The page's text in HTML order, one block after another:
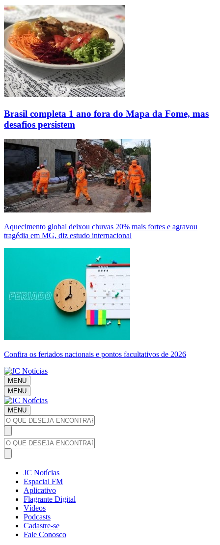
Brasil completa 1 ano fora do Mapa da Fome, mas
desafios persistem
Aquecimento global deixou chuvas 20% mais fortes e agravou
tragédia em MG, diz estudo internacional
Confira os feriados nacionais e pontos facultativos de 2026
MENU
MENU
MENU
JC Notícias
Espacial FM
Aplicativo
Flagrante Digital
Vídeos
Podcasts
Cadastre-se
Fale Conosco